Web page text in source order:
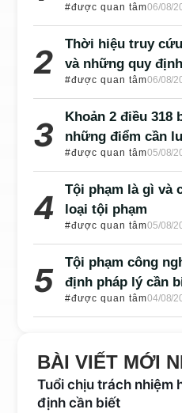
#được quan tâm06/08/
Thời hiệu truy
và những quy
#được quan tâm06/08/
Khoản 2 điều 318
những điểm cần
#được quan tâm05/08/
Tội phạm là gì và
loại tội phạm
#được quan tâm05/08/
Tội phạm công
định pháp lý cần
#được quan tâm04/08/
BÀI VIẾT MỚI
Tuổi chịu trách nhiệm
định cần biết